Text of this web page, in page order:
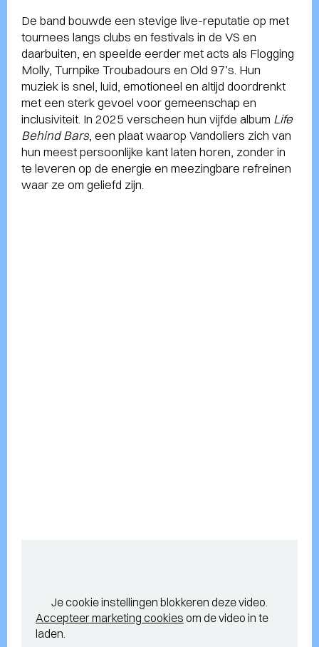
De band bouwde een stevige live-reputatie op met
tournees langs clubs en festivals in de VS en
daarbuiten, en speelde eerder met acts als Flogging
Molly, Turnpike Troubadours en Old 97’s. Hun
muziek is snel, luid, emotioneel en altijd doordrenkt
met een sterk gevoel voor gemeenschap en
inclusiviteit. In 2025 verscheen hun vijfde album Life
Behind Bars , een plaat waarop Vandoliers zich van
hun meest persoonlijke kant laten horen, zonder in
te leveren op de energie en meezingbare refreinen
waar ze om geliefd zijn.
Je cookie instellingen blokkeren deze video.
Accepteer marketing cookies om de video in te
laden.